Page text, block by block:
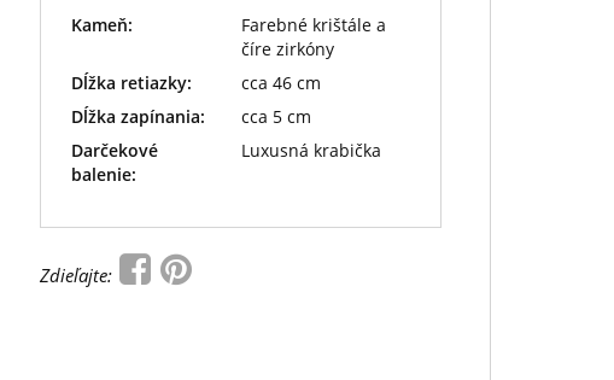
Kameň:
Farebné krištále a
číre zirkóny
Dĺžka retiazky:
cca 46 cm
Dĺžka zapínania:
cca 5 cm
Darčekové
balenie:
Luxusná krabička
Zdieľajte: